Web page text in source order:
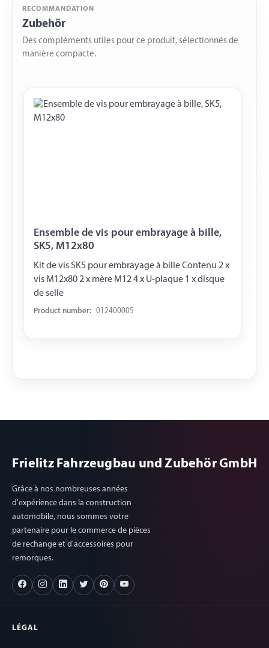
RECOMMANDATION
Zubehör
Des compléments utiles pour ce produit, sélectionnés de
manière compacte.
Ensemble de vis pour embrayage à bille,
SK5, M12x80
Kit de vis SK5 pour embrayage à bille Contenu 2 x
vis M12x80 2 x mère M12 4 x U-plaque 1 x disque
de selle
Product number: 012400005
Frielitz Fahrzeugbau und Zubehör GmbH
Grâce à nos nombreuses années
d'expérience dans la construction
automobile, nous sommes votre
partenaire pour le commerce de pièces
de rechange et d'accessoires pour
remorques.
LÉGAL